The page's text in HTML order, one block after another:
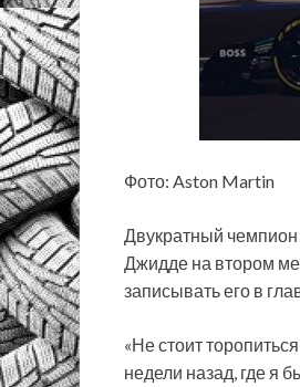
Фото: Aston Martin
Двукратный
Джидде на втором
записывать его в
«Не стоит
недели назад, где я